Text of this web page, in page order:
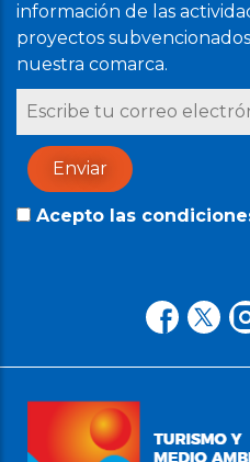
información de las
proyectos
nuestra comarca.
Acepto las